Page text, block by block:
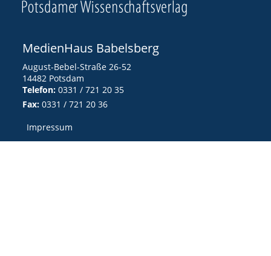
MedienHaus Babelsberg
August-Bebel-Straße 26-52
14482 Potsdam
Telefon: 0331 / 721 20 35
Fax: 0331 / 721 20 36
Impressum